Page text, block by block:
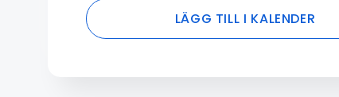
LÄGG TILL I KALENDER